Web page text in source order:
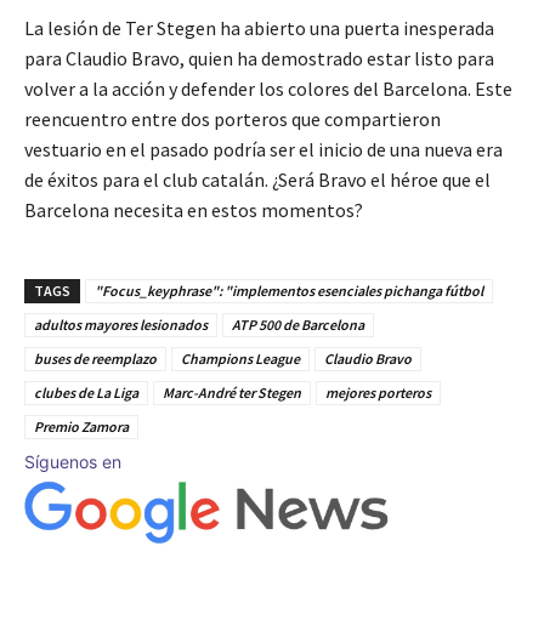
La lesión de Ter Stegen ha abierto una puerta inesperada
para Claudio Bravo, quien ha demostrado estar listo para
volver a la acción y defender los colores del Barcelona. Este
reencuentro entre dos porteros que compartieron
vestuario en el pasado podría ser el inicio de una nueva era
de éxitos para el club catalán. ¿Será Bravo el héroe que el
Barcelona necesita en estos momentos?
TAGS
"Focus_keyphrase": "implementos esenciales pichanga fútbol
adultos mayores lesionados
ATP 500 de Barcelona
buses de reemplazo
Champions League
Claudio Bravo
clubes de La Liga
Marc-André ter Stegen
mejores porteros
Premio Zamora
Síguenos en